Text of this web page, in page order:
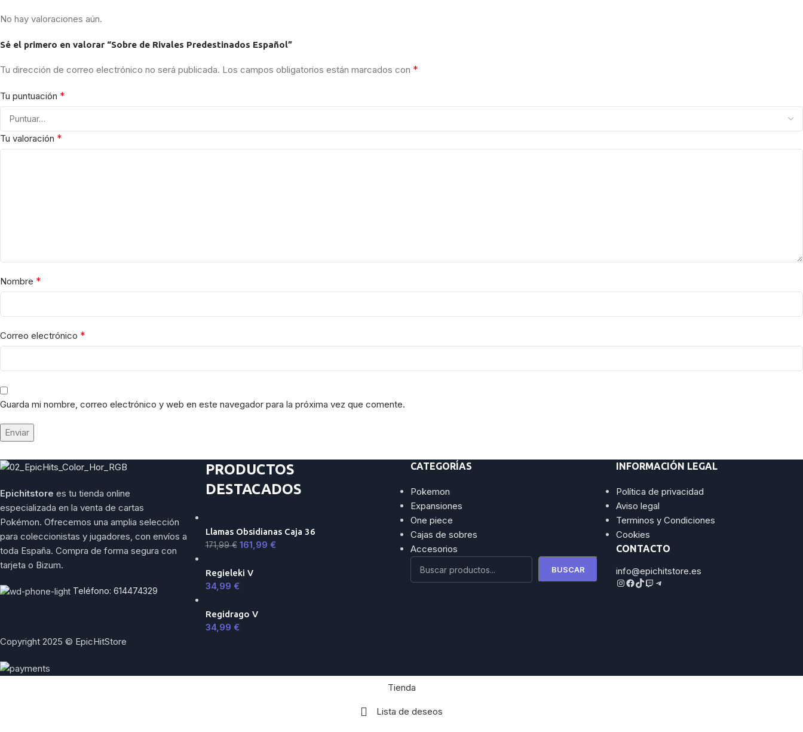
No hay valoraciones aún.
Sé el primero en valorar “Sobre de Rivales Predestinados Español”
Tu dirección de correo electrónico no será publicada. Los campos obligatorios están marcados con *
Tu puntuación *
Tu valoración *
Nombre *
Correo electrónico *
Guarda mi nombre, correo electrónico y web en este navegador para la próxima vez que comente.
Epichitstore es tu tienda online
especializada en la venta de cartas
Pokémon. Ofrecemos una amplia selección
para coleccionistas y jugadores, con envíos a
toda España. Compra de forma segura con
tarjeta o Bizum.
Teléfono: 614474329
PRODUCTOS
DESTACADOS
Llamas Obsidianas Caja 36
171,99€ 161,99 €
Regieleki V
34,99 €
Regidrago V
34,99 €
CATEGORÍAS
Pokemon
Expansiones
One piece
Cajas de sobres
Accesorios
BUSCAR
INFORMACIÓN LEGAL
Política de privacidad
Aviso legal
Terminos y Condiciones
Cookies
CONTACTO
info@epichitstore.es
Copyright 2025 © EpicHitStore
Tienda
Lista de deseos